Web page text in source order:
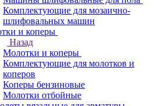
Комплектующие для мозаично-
шлифовальных машин
и коперы
Назад
Молотки и коперы
Комплектующие для молотков и
коперов
Коперы бензиновые
Молотки отбойные